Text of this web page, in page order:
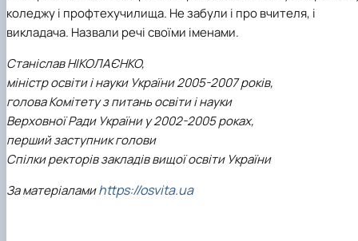
коледжу і профтехучилища. Не забули і про вчителя, і
викладача. Назвали речі своїми іменами.
Станіслав НІКОЛАЄНКО,
міністр освіти і науки України 2005-2007 років,
голова Комітету з питань освіти і науки
Верховної Ради України у 2002-2005 роках,
перший заступник голови
Спілки ректорів закладів вищої освіти України
За матеріаламиhttps://osvita.ua